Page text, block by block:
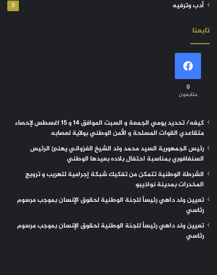
أدب وترفيه 2
تابعنا
0
متابعون
كيفه/ تحديد يومي الجمعة و السبت الموافق 14 و 15 اغسطس لإحصاء
متقاعدي القوات المسلحة و الأمن الوطني بولاية لعصابه
رئيس الجمهورية السيد محمد ولد الشيخ الغزواني يهنئ الرئيس
السنغافوري بمناسبة احتفال بلاده بعيدها الوطني
الشرطة الوطنية تتمكن من تفكيك شبكة إجرامية لتهريب و ترويج
المخدرات بمدينة نواذيبو
تعيين ولد داهي رئيساً للجنة الوطنية لحقوق الإنسان بموجب مرسوم
رئاسي
تعيين ولد داهي رئيساً للجنة الوطنية لحقوق الإنسان بموجب مرسوم
رئاسي